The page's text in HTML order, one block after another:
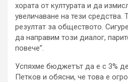
хората от културата и да
увеличаване на тези средства.
резултат за обществото.
да направим този диалог,
повече”.
Успяхме бюджетът да е с 3%
Петков и обясни, че това е